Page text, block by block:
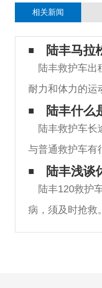
相关新闻
陆丰马拉
陆丰救护车出
耐力和体力的运
死频发，引起了
注。面对脱水
猝死，许多人不
知道
陆丰什么
陆丰救护车长
与普通救护车有
患者的安荃隔离
个空间里，它
陆丰浅谈
陆丰120救护
病，须及时抢救
进行抢救：1.尽